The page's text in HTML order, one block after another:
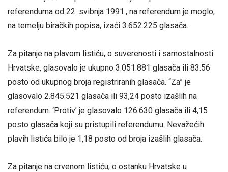
referenduma od 22. svibnja 1991., na referendum je moglo,
na temelju biračkih popisa, izaći 3.652.225 glasača.
Za pitanje na plavom listiću, o suverenosti i samostalnosti
Hrvatske, glasovalo je ukupno 3.051.881 glasača ili 83.56
posto od ukupnog broja registriranih glasača. “Za” je
glasovalo 2.845.521 glasača ili 93,24 posto izašlih na
referendum. ‘Protiv’ je glasovalo 126.630 glasača ili 4,15
posto glasača koji su pristupili referendumu. Nevažećih
plavih listića bilo je 1,18 posto od broja izašlih glasača.
Za pitanje na crvenom listiću, o ostanku Hrvatske u